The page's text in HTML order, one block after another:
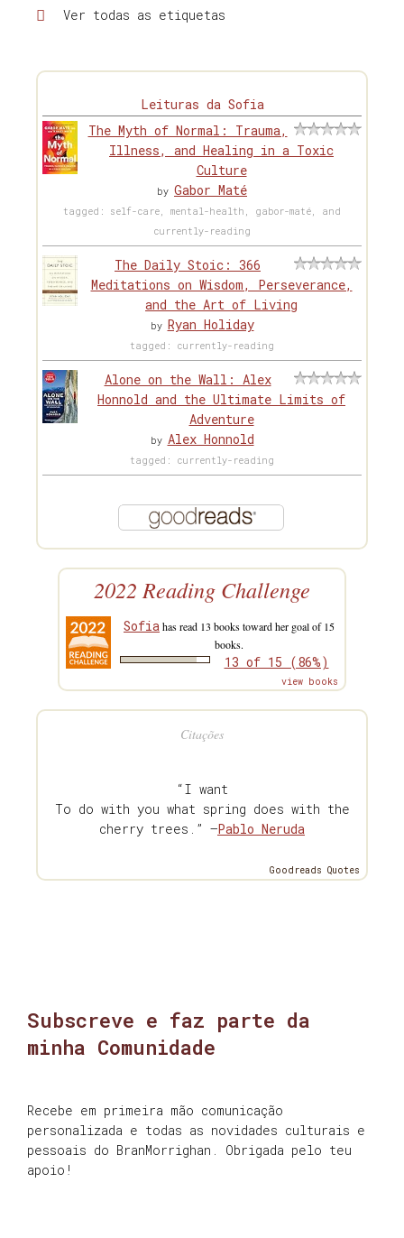
Ver todas as etiquetas
Leituras da Sofia
The Myth of Normal: Trauma,
Illness, and Healing in a Toxic
Culture
by Gabor Maté
tagged: self-care, mental-health, gabor-maté, and
currently-reading
The Daily Stoic: 366
Meditations on Wisdom, Perseverance,
and the Art of Living
by Ryan Holiday
tagged: currently-reading
Alone on the Wall: Alex
Honnold and the Ultimate Limits of
Adventure
by Alex Honnold
tagged: currently-reading
2022 Reading Challenge
Sofiahas read 13 books toward her goal of 15
books.
13 of 15 (86%)
view books
Citações
“I want
To do with you what spring does with the
cherry trees.” —Pablo Neruda
Goodreads Quotes
Subscreve e faz parte da
minha Comunidade
Recebe em primeira mão comunicação
personalizada e todas as novidades culturais e
pessoais do BranMorrighan. Obrigada pelo teu
apoio!